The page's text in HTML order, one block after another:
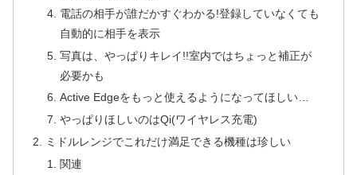
電話の相手が誰だかすぐわかる!登録していなくても
自動的に相手を表示
写真は、やっぱりキレイ!!室内ではちょっと補正が
必要かも
Active Edgeをもっと使えるようになってほしい…
やっぱりほしいのはQi(ワイヤレス充電)
ミドルレンジでこれだけ満足できる機種は珍しい
関連